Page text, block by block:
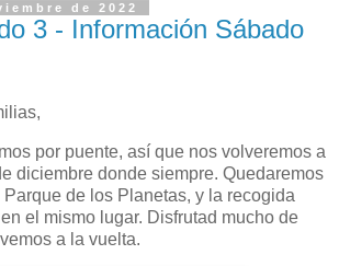
de 2022
3 - Información Sábado
por puente, así que nos volveremos a
diciembre donde siempre. Quedaremos
de los Planetas, y la recogida
el mismo lugar. Disfrutad mucho de
a la vuelta.